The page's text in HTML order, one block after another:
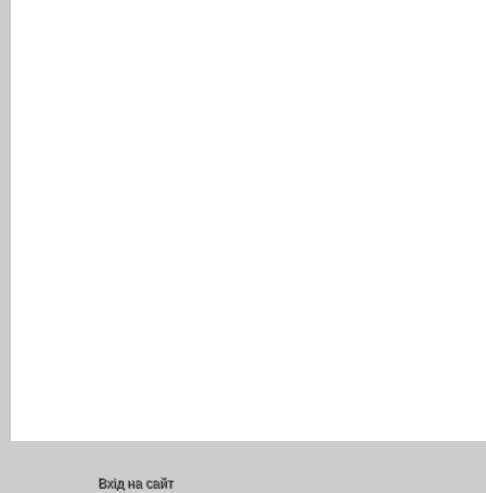
Вхід на сайт